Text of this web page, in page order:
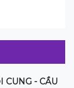
CUNG - CẦU